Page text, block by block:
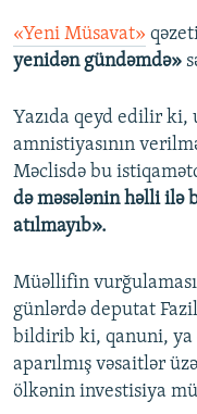
«Yeni Müsavat»
yenidən gündəmdə»
Yazıda qeyd edilir
amnistiyasının
Məclisdə bu
də məsələnin həlli ilə
atılmayıb».
Müəllifin
günlərdə deputat
bildirib ki, qanuni, ya
aparılmış vəsaitlər
ölkənin investisiya